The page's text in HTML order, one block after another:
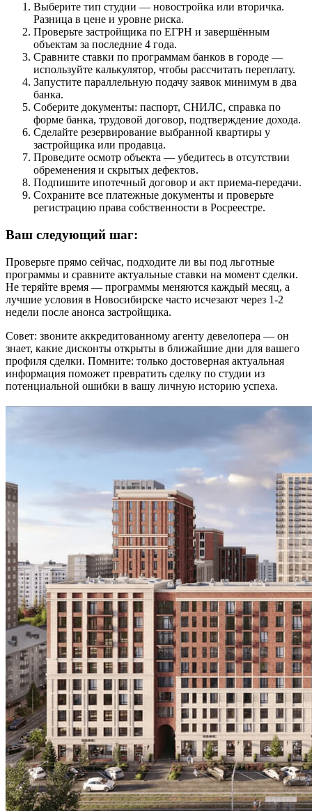
Выберите тип студии — новостройка или вторичка.
Разница в цене и уровне риска.
Проверьте застройщика по ЕГРН и завершённым
объектам за последние 4 года.
Сравните ставки по программам банков в городе —
используйте калькулятор, чтобы рассчитать переплату.
Запустите параллельную подачу заявок минимум в два
банка.
Соберите документы: паспорт, СНИЛС, справка по
форме банка, трудовой договор, подтверждение дохода.
Сделайте резервирование выбранной квартиры у
застройщика или продавца.
Проведите осмотр объекта — убедитесь в отсутствии
обременения и скрытых дефектов.
Подпишите ипотечный договор и акт приема-передачи.
Сохраните все платежные документы и проверьте
регистрацию права собственности в Росреестре.
Ваш следующий шаг:
Проверьте прямо сейчас, подходите ли вы под льготные
программы и сравните актуальные ставки на момент сделки.
Не теряйте время — программы меняются каждый месяц, а
лучшие условия в Новосибирске часто исчезают через 1-2
недели после анонса застройщика.
Совет: звоните аккредитованному агенту девелопера — он
знает, какие дисконты открыты в ближайшие дни для вашего
профиля сделки. Помните: только достоверная актуальная
информация поможет превратить сделку по студии из
потенциальной ошибки в вашу личную историю успеха.